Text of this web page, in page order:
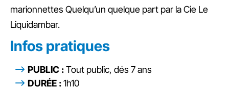
marionnettes Quelqu’un quelque part par la Cie Le
Liquidambar.
Infos pratiques
PUBLIC :Tout public, dés 7 ans
DURÉE :1h10